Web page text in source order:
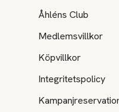
Åhléns Club
Medlemsvillkor
Köpvillkor
Integritetspolicy